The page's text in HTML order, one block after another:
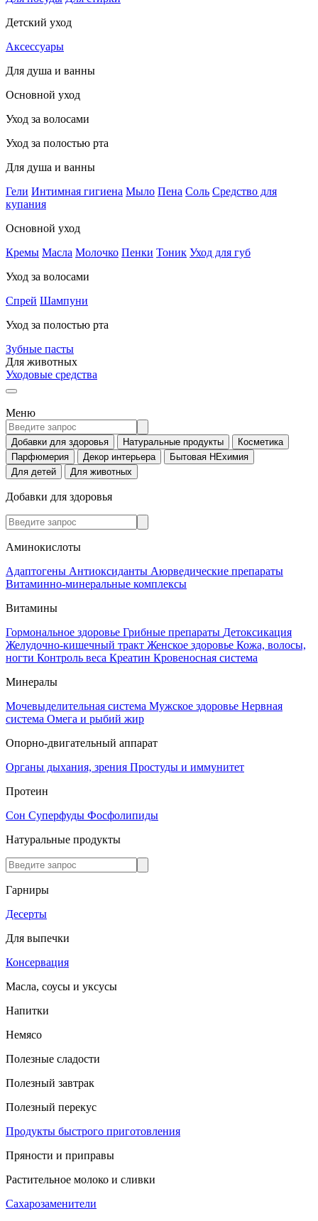
Детский уход
Аксессуары
Для душа и ванны
Основной уход
Уход за волосами
Уход за полостью рта
Для душа и ванны
Гели Интимная гигиена Мыло Пена Соль Средство для
купания
Основной уход
Кремы Масла Молочко Пенки Тоник Уход для губ
Уход за волосами
Спрей Шампуни
Уход за полостью рта
Зубные пасты
Для животных
Уходовые средства
Меню
Добавки для здоровья Натуральные продукты
Косметика
Парфюмерия
Декор интерьера
Бытовая НЕхимия
Для детей
Для животных
Добавки для здоровья
Аминокислоты
Адаптогены Антиоксиданты Аюрведические препараты
Витаминно-минеральные комплексы
Витамины
Гормональное здоровье Грибные препараты Детоксикация
Желудочно-кишечный тракт Женское здоровье Кожа, волосы,
ногти Контроль веса Креатин Кровеносная система
Минералы
Мочевыделительная система Мужское здоровье Нервная
система Омега и рыбий жир
Опорно-двигательный аппарат
Органы дыхания, зрения Простуды и иммунитет
Протеин
Сон Суперфуды Фосфолипиды
Натуральные продукты
Гарниры
Десерты
Для выпечки
Консервация
Масла, соусы и уксусы
Напитки
Немясо
Полезные сладости
Полезный завтрак
Полезный перекус
Продукты быстрого приготовления
Пряности и приправы
Растительное молоко и сливки
Сахарозаменители